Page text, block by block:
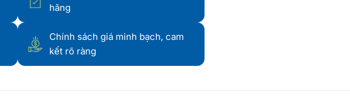
hãng
Chính sách giá minh bạch, cam
kết rõ ràng